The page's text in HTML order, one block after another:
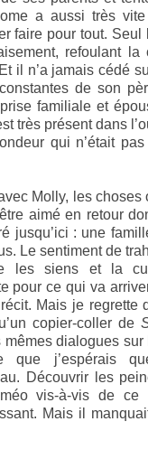
a aussi très
faire pour tout. Seul
refoulant la
il n’a jamais cédé
de son
familiale et
très présent dans
qui n’était
Molly, les choses
aimé en retour
jusqu’ici : une
Le sentiment de
les siens et la
pour ce qui va
Mais je regrette
copier-coller de
mêmes dialogues
que j’espérais
Découvrir les
vis-à-vis de
Mais il